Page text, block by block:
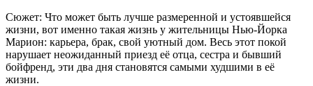
Сюжет: Что может быть лучше размеренной и устоявшейся
жизни, вот именно такая жизнь у жительницы Нью-Йорка
Марион: карьера, брак, свой уютный дом. Весь этот покой
нарушает неожиданный приезд её отца, сестра и бывший
бойфренд, эти два дня становятся самыми худшими в её
жизни.